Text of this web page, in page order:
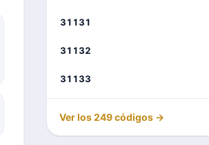
31131
31132
31133
Ver los 249 códigos →